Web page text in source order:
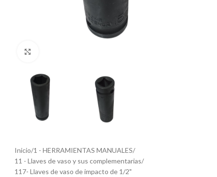
Inicio/1 - HERRAMIENTAS MANUALES/
11 - Llaves de vaso y sus complementarias/
117- Llaves de vaso de impacto de 1/2"